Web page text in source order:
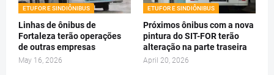
ETUFOR E SINDIÔNIBUS
Linhas de ônibus de
Fortaleza terão operações
de outras empresas
May 16, 2026
ETUFOR E SINDIÔNIBUS
Próximos ônibus com a nova
pintura do SIT-FOR terão
alteração na parte traseira
April 20, 2026